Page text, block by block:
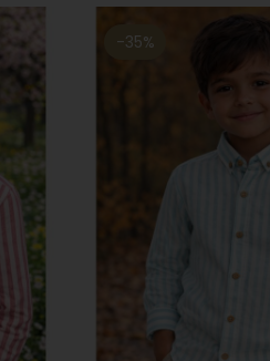
-35%